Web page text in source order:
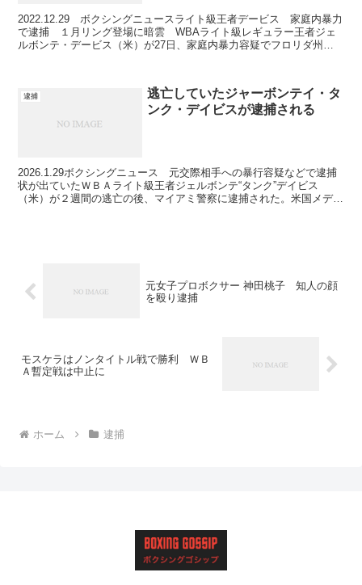
2022.12.29 ボクシングニュースライト級王者デービス 家庭内暴力
で逮捕 １月リング登場に暗雲 WBAライト級レギュラー王者ジェ
ルボンテ・デービス（米）が27日、家庭内暴力容疑でフロリダ州パ
逮捕
逃亡していたジャーボンテイ・タ
ンク・デイビスが逮捕される
2026.1.29ボクシングニュース 元交際相手への暴行容疑などで逮捕
状が出ていたＷＢＡライト級王者ジェルボンテ“タンク”デイビス
（米）が２週間の逃亡の後、マイアミ警察に逮捕された。米国メディ
元女子プロボクサー 神田桃子 知人の顔
を殴り逮捕
モスケラはノンタイトル戦で勝利 ＷＢ
Ａ暫定戦は中止に
ホーム 逮捕